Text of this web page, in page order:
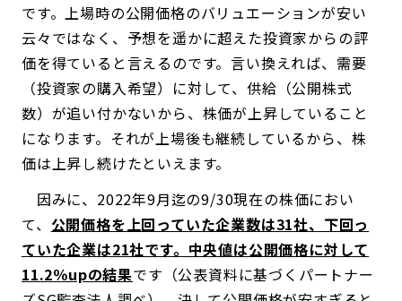
です。上場時の公開価格のバリュエーションが安い
云々ではなく、予想を遥かに超えた投資家からの評
価を得ていると言えるのです。言い換えれば、需要
（投資家の購入希望）に対して、供給（公開株式
数）が追い付かないから、株価が上昇していること
になります。それが上場後も継続しているから、株
価は上昇し続けたといえます。
因みに、2022年9月迄の9/30現在の株価におい
て、 公開価格を上回っていた企業数は31社、下回っ
ていた企業は21社です。中央値は公開価格に対して
11.2％upの結果です（公表資料に基づくパートナー